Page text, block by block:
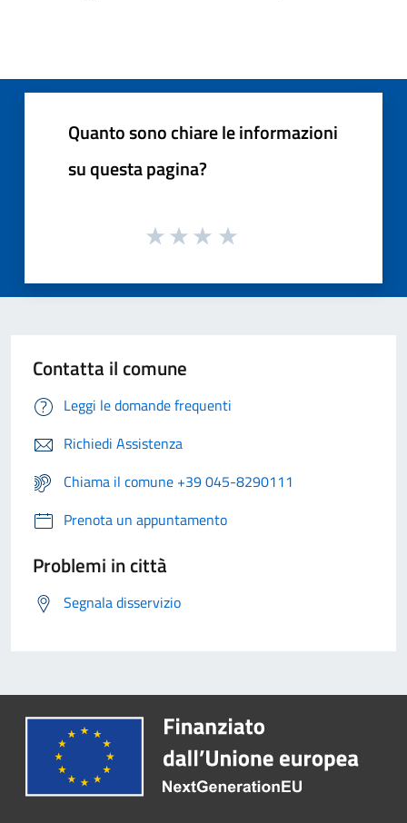
Quanto sono chiare le informazioni
su questa pagina?
Contatta il comune
Leggi le domande frequenti
Richiedi Assistenza
Chiama il comune +39 045-8290111
Prenota un appuntamento
Problemi in città
Segnala disservizio